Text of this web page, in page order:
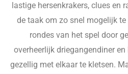
lastige hersenkrakers, cluesen
de taak om zo snel mogelijk
rondes van het spel door
overheerlijk driegangendiner
gezellig met elkaar te kletsen.